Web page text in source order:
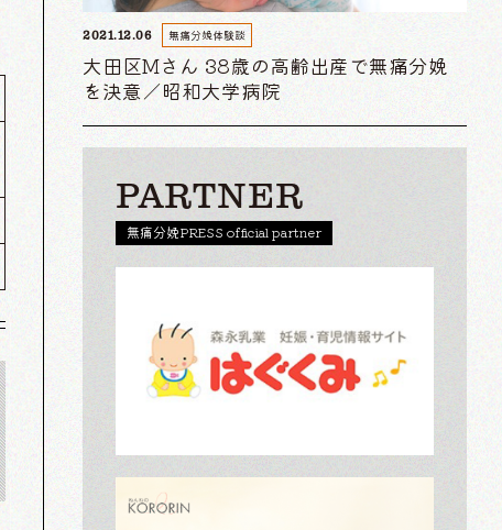
2021.12.06 無痛分娩体験談
大田区Mさん 38歳の高齢出産で無痛分娩
を決意／昭和大学病院
PARTNER
無痛分娩PRESS official partner